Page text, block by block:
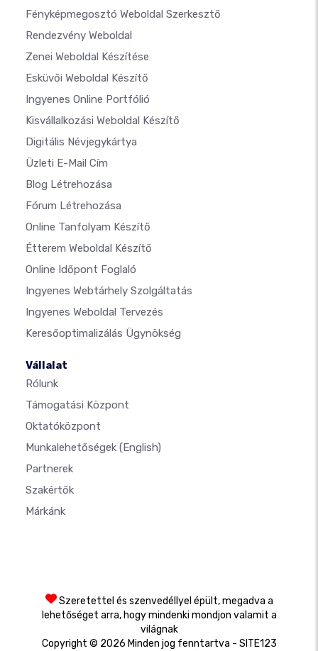
Fényképmegosztó Weboldal Szerkesztő
Rendezvény Weboldal
Zenei Weboldal Készítése
Esküvői Weboldal Készítő
Ingyenes Online Portfólió
Kisvállalkozási Weboldal Készítő
Digitális Névjegykártya
Üzleti E-Mail Cím
Blog Létrehozása
Fórum Létrehozása
Online Tanfolyam Készítő
Étterem Weboldal Készítő
Online Időpont Foglaló
Ingyenes Webtárhely Szolgáltatás
Ingyenes Weboldal Tervezés
Keresőoptimalizálás Ügynökség
Vállalat
Rólunk
Támogatási Központ
Oktatóközpont
Munkalehetőségek (English)
Partnerek
Szakértők
Márkánk
Szeretettel és szenvedéllyel épült, megadva a
lehetőséget arra, hogy mindenki mondjon valamit a
világnak
Copyright © 2026 Minden jog fenntartva - SITE123